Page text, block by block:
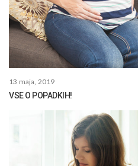
13 maja, 2019
VSE O POPADKIH!